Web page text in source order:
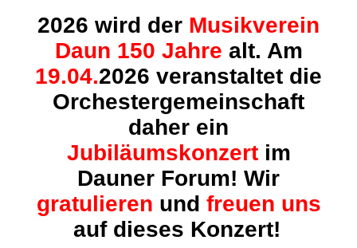
2026 wird der Musikverein
Daun 150 Jahre alt. Am
19.04.2026 veranstaltet die
Orchestergemeinschaft
daher ein
Jubiläumskonzertim
Dauner Forum! Wir
gratulieren und freuen uns
auf dieses Konzert!